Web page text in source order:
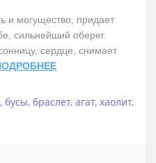
и могущество, придает
сильнейший оберег.
сердце, снимает
, бусы, браслет, агат, хаолит,